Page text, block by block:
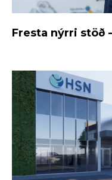
Fresta nýrri stöð